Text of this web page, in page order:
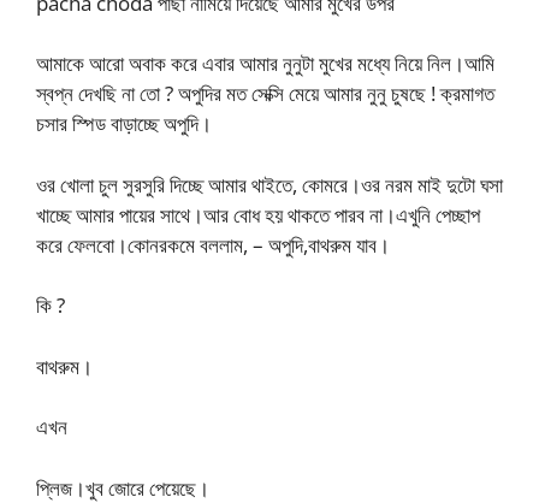
আমাকে আরো অবাক করে এবার আমার নুনুটা মুখের মধ্যে নিয়ে নিল।আমি
স্বপ্ন দেখছি না তো ? অপুদির মত সেক্সি মেয়ে আমার নুনু চুষছে ! ক্রমাগত
চসার স্পিড বাড়াচ্ছে অপুদি।
ওর খোলা চুল সুরসুরি দিচ্ছে আমার থাইতে, কোমরে।ওর নরম মাই দুটো ঘসা
খাচ্ছে আমার পায়ের সাথে।আর বোধ হয় থাকতে পারব না।এখুনি পেচ্ছাপ
করে ফেলবো।কোনরকমে বললাম, – অপুদি,বাথরুম যাব।
কি ?
বাথরুম।
এখন
প্লিজ।খুব জোরে পেয়েছে।